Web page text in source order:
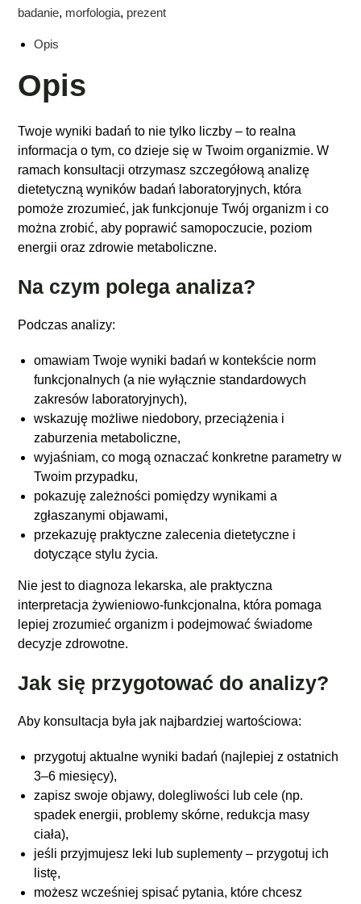
badanie, morfologia, prezent
Opis
Opis
Twoje wyniki badań to nie tylko liczby – to realna
informacja o tym, co dzieje się w Twoim organizmie. W
ramach konsultacji otrzymasz szczegółową analizę
dietetyczną wyników badań laboratoryjnych, która
pomoże zrozumieć, jak funkcjonuje Twój organizm i co
można zrobić, aby poprawić samopoczucie, poziom
energii oraz zdrowie metaboliczne.
Na czym polega analiza?
Podczas analizy:
omawiam Twoje wyniki badań w kontekście norm
funkcjonalnych (a nie wyłącznie standardowych
zakresów laboratoryjnych),
wskazuję możliwe niedobory, przeciążenia i
zaburzenia metaboliczne,
wyjaśniam, co mogą oznaczać konkretne parametry w
Twoim przypadku,
pokazuję zależności pomiędzy wynikami a
zgłaszanymi objawami,
przekazuję praktyczne zalecenia dietetyczne i
dotyczące stylu życia.
Nie jest to diagnoza lekarska, ale praktyczna
interpretacja żywieniowo-funkcjonalna, która pomaga
lepiej zrozumieć organizm i podejmować świadome
decyzje zdrowotne.
Jak się przygotować do analizy?
Aby konsultacja była jak najbardziej wartościowa:
przygotuj aktualne wyniki badań (najlepiej z ostatnich
3–6 miesięcy),
zapisz swoje objawy, dolegliwości lub cele (np.
spadek energii, problemy skórne, redukcja masy
ciała),
jeśli przyjmujesz leki lub suplementy – przygotuj ich
listę,
możesz wcześniej spisać pytania, które chcesz